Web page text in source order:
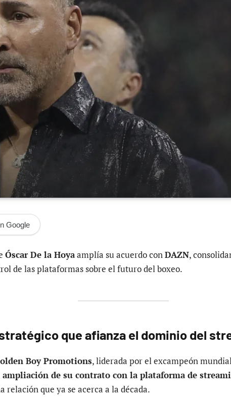
Google
Óscar De la Hoyaamplía su acuerdo conDAZN,
de las plataformas sobre el futuro del boxeo.
que afianza el dominio del
Boy Promotions, liderada por el excampeón
ampliación de su contrato con la plataforma de
relación que ya se acerca a la década.